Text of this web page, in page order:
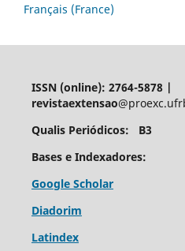
Français (France)
ISSN (online): 2764-5878 |
revistaextensao
Qualis Periódicos: B3
Bases e Indexadores:
Google Scholar
Diadorim
Latindex